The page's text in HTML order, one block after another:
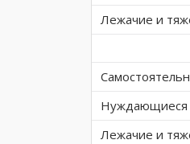
Лежачие и
Нуждающиеся
Лежачие и